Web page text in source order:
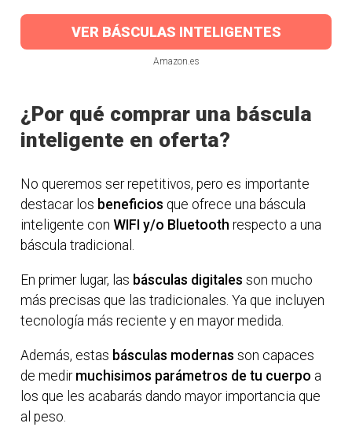
VER BÁSCULAS INTELIGENTES
Amazon.es
¿Por qué comprar una báscula
inteligente en oferta?
No queremos ser repetitivos, pero es importante
destacar los beneficios que ofrece una báscula
inteligente con WIFI y/o Bluetooth respecto a una
báscula tradicional.
En primer lugar, las básculas digitales son mucho
más precisas que las tradicionales. Ya que incluyen
tecnología más reciente y en mayor medida.
Además, estas básculas modernas son capaces
de medir muchisimos parámetros de tu cuerpo a
los que les acabarás dando mayor importancia que
al peso.